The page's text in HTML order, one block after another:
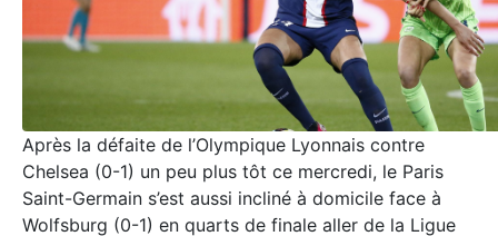
Après la défaite de l’Olympique Lyonnais contre
Chelsea (0-1) un peu plus tôt ce mercredi, le Paris
Saint-Germain s’est aussi incliné à domicile face à
Wolfsburg (0-1) en quarts de finale aller de la Ligue